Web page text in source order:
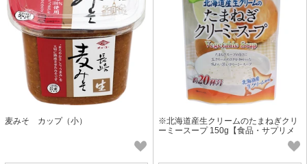
麦みそ カップ（小）
※北海道産生クリームのたまねぎクリ
ーミースープ 150g【食品・サプリメ